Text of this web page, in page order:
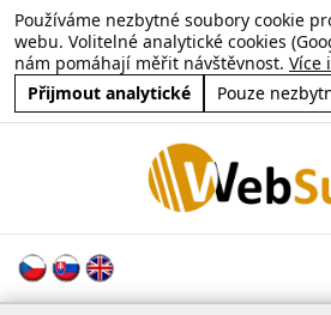
Používáme nezbytné soubory cookie
webu. Volitelné analytické cookies
nám pomáhají měřit návštěvnost. Více
Přijmout analytické
Pouze